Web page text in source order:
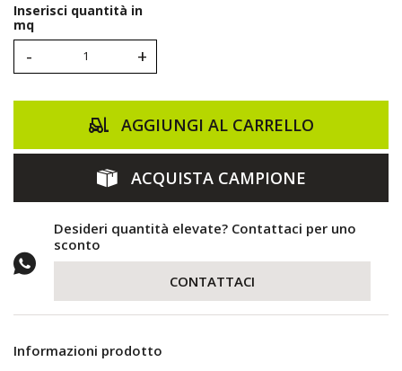
Inserisci quantità in
mq
- +
AGGIUNGI AL CARRELLO
ACQUISTA CAMPIONE
Desideri quantità elevate? Contattaci per uno
sconto
CONTATTACI
Informazioni prodotto